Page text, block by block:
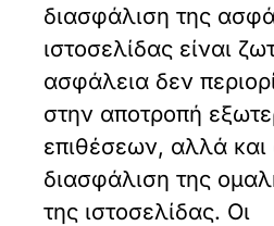
διασφάλιση της
ιστοσελίδας είναι
ασφάλεια δεν
στην αποτροπή
επιθέσεων, αλλά και
διασφάλιση της
της ιστοσελίδας. Οι